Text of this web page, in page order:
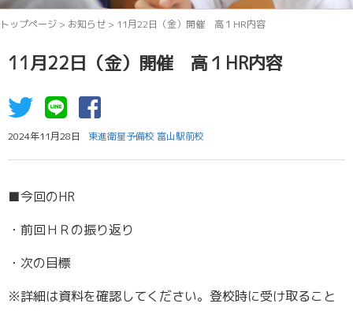
トップページ > お知らせ > 11月22日（金）開催 高１HR内容
11月22日（金）開催 高１HR内容
2024年11月28日 東進衛星予備校 富山駅前校
■今回のHR
・前回ＨＲの振り返り
・次の目標
※詳細は資料を確認してください。登校時に受け取ること